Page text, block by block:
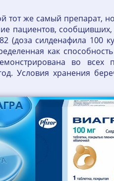
тот же самый препарат,
пациентов, сообщивших,
(доза силденафила 100
как способность
во всех
Условия хранения